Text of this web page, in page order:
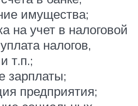
имущества;
на учет в налоговой
налогов,
т.п.;
зарплаты;
предприятия;